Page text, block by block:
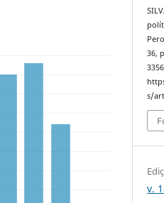
36,
s/
v.